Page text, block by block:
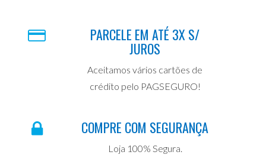
PARCELE EM ATÉ 3X S/
JUROS
Aceitamos vários cartões de
crédito pelo PAGSEGURO!
COMPRE COM SEGURANÇA
Loja 100% Segura.